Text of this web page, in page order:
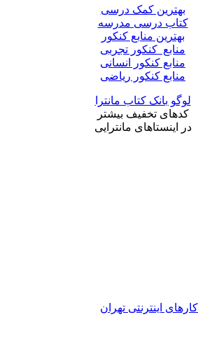
بهترین کمک درسی
کتاب درسی مدرسه
بهترین منابع کنکور
منابع کنکور تجربی
منابع کنکور انسانی
منابع کنکور ریاضی
لوگو بانک کتاب مانترا
کدهای تخفیف بیشتر
در اینستاهای مانترایی